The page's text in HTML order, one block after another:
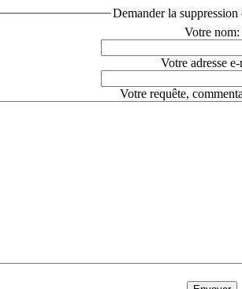
Demander la suppression
Votre nom:
Votre adresse
Votre requête,